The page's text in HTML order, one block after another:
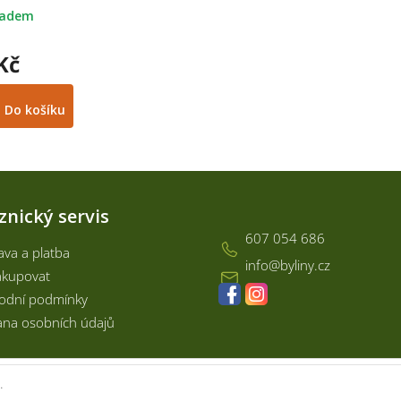
Do košíku
servis
a platba
podmínky
osobních údajů
info@byliny.cz
607 054 686